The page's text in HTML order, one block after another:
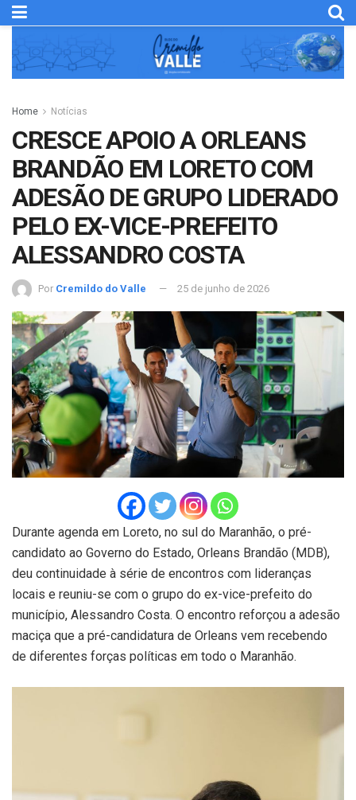
Home Notícias
CRESCE APOIO A ORLEANS
BRANDÃO EM LORETO COM
ADESÃO DE GRUPO LIDERADO
PELO EX-VICE-PREFEITO
ALESSANDRO COSTA
Por Cremildo do Valle 25 de junho de 2026
Durante agenda em Loreto, no sul do Maranhão, o pré-
candidato ao Governo do Estado, Orleans Brandão (MDB),
deu continuidade à série de encontros com lideranças
locais e reuniu-se com o grupo do ex-vice-prefeito do
município, Alessandro Costa. O encontro reforçou a adesão
maciça que a pré-candidatura de Orleans vem recebendo
de diferentes forças políticas em todo o Maranhão.